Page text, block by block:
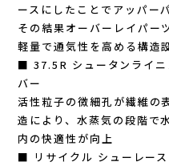
patagonia(パタゴニア)
PRO-TEC(プロテック)
R×L(アールエル)
Rab(ラブ)
ースにしたことでアッパー
その結果オーバーレイパー
軽量で通気性を高める構造
■ 37.5R シュータンライニ
バー
活性粒子の微細孔が繊維の
造により、水蒸気の段階で
内の快適性が向上
■ リサイクル シューレース